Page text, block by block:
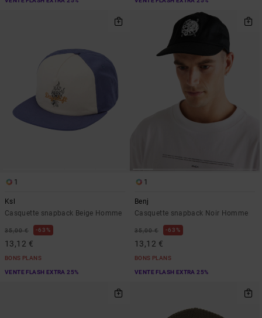
1
Ksl
Casquette snapback Beige Homme
35,00 € 63%
13,12 €
BONS PLANS
VENTE FLASH EXTRA 25%
1
Benj
Casquette snapback Noir Homme
35,00 € 63%
13,12 €
BONS PLANS
VENTE FLASH EXTRA 25%